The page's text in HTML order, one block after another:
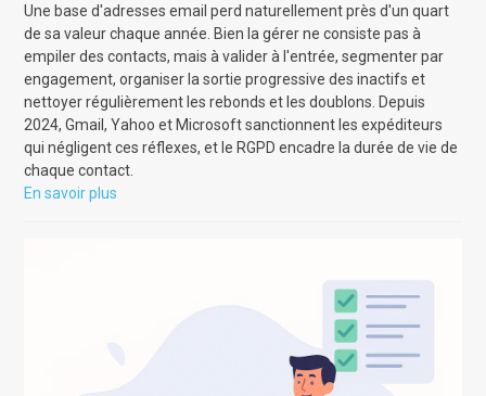
Une base d'adresses email perd naturellement près d'un quart
de sa valeur chaque année. Bien la gérer ne consiste pas à
empiler des contacts, mais à valider à l'entrée, segmenter par
engagement, organiser la sortie progressive des inactifs et
nettoyer régulièrement les rebonds et les doublons. Depuis
2024, Gmail, Yahoo et Microsoft sanctionnent les expéditeurs
qui négligent ces réflexes, et le RGPD encadre la durée de vie de
chaque contact.
En savoir plus